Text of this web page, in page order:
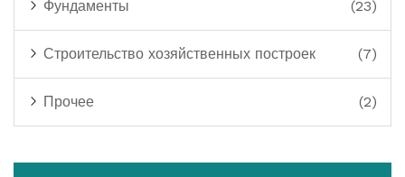
Фундаменты (23)
Строительство хозяйственных построек (7)
Прочее (2)